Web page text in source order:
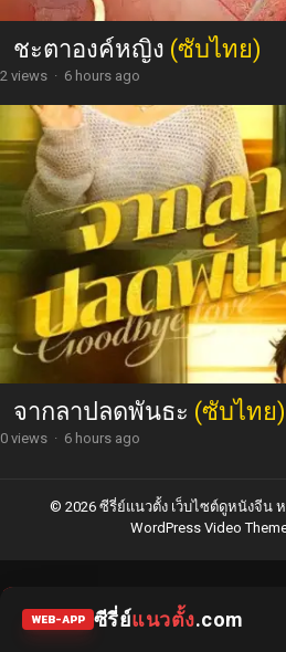
ชะตาองค์หญิง (ซับไทย)
2 views · 6 hours ago
จากลาปลดพันธะ (ซับไทย)
0 views · 6 hours ago
© 2026 ซีรี่ย์แนวตั้ง เว็บไซต์ดูหนังจีน
WordPress Video
WEB-APP ซีรี่ย์แนวตั้ง.com